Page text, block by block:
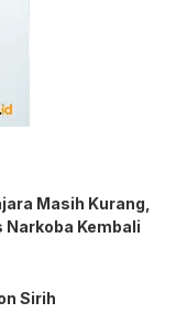
Masih Kurang,
Kembali
Sirih